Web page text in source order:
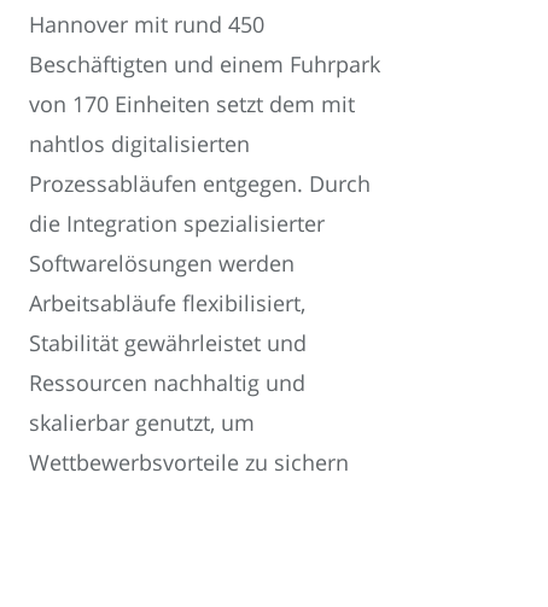
Hannover mit rund 450
Beschäftigten und einem Fuhrpark
von 170 Einheiten setzt dem mit
nahtlos digitalisierten
Prozessabläufen entgegen. Durch
die Integration spezialisierter
Softwarelösungen werden
Arbeitsabläufe flexibilisiert,
Stabilität gewährleistet und
Ressourcen nachhaltig und
skalierbar genutzt, um
Wettbewerbsvorteile zu sichern